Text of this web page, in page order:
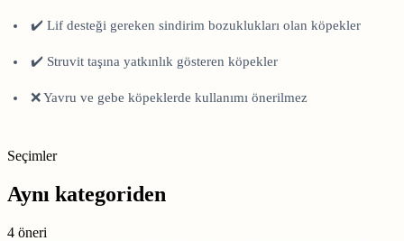
✔️ Lif desteği gereken sindirim bozuklukları olan köpekler
✔️ Struvit taşına yatkınlık gösteren köpekler
❌ Yavru ve gebe köpeklerde kullanımı önerilmez
Seçimler
Aynı kategoriden
4 öneri